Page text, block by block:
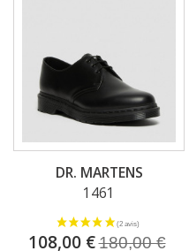
DR. MARTENS
1461
108,00 €180,00 €